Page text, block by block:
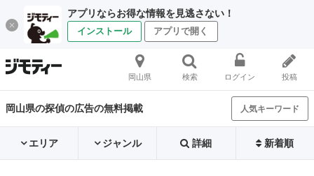
アプリならお得な情報を見逃さない！
インストール アプリで開く
岡山県 検索 ログイン 投稿
岡山県の探偵の広告の無料掲載 人気キーワード
エリア ジャンル 詳細 新着順